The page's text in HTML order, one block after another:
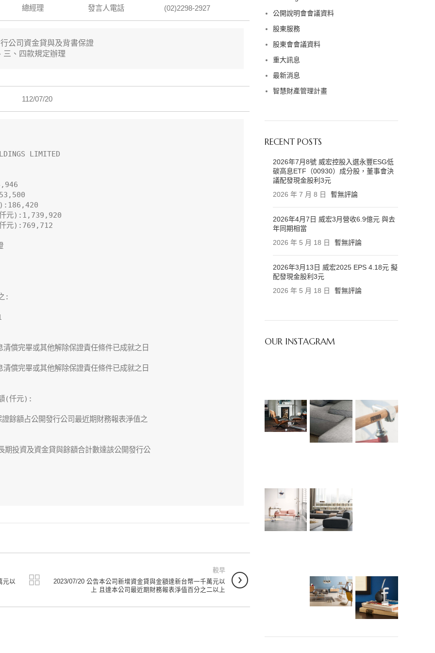
總經理 發言人電話 (02)2298-2927
公司資金貸與及背書保證
三、四款規定辦理
112/07/20
LIMITED
):186,420
仟元):1,739,920
仟元):769,712
:
償完畢或其他解除保證責任條件已成就之日
償完畢或其他解除保證責任條件已成就之日
(仟元):
餘額占公開發行公司最近期財務報表淨值之
投資及資金貸與餘額合計數達該公開發行公
元以
較早
2023/07/20 公告本公司新增資金貸與金額達新台幣一千萬元以
上 且達本公司最近期財務報表淨值百分之二以上
公開說明會會議資料
股東服務
股東會會議資料
重大訊息
最新消息
智慧財產管理計畫
RECENT POSTS
2026年7月8號 威宏控股入選永豐ESG低
碳高息ETF（00930）成分股，董事會決
議配發現金股利3元
2026 年 7 月 8 日
暫無評論
2026年4月7日 威宏3月營收6.9億元 與去
年同期相當
2026 年 5 月 18 日
暫無評論
2026年3月13日 威宏2025 EPS 4.18元 擬
配發現金股利3元
2026 年 5 月 18 日
暫無評論
OUR INSTAGRAM